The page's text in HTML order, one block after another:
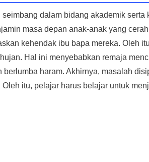
dalam bidang akademik serta
masa depan anak-anak yang
kehendak ibu bapa mereka. Oleh
Hal ini menyebabkan remaja
haram. Akhirnya, masalah
itu, pelajar harus belajar untuk